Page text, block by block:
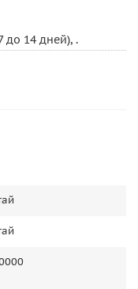
до 14 дней), .